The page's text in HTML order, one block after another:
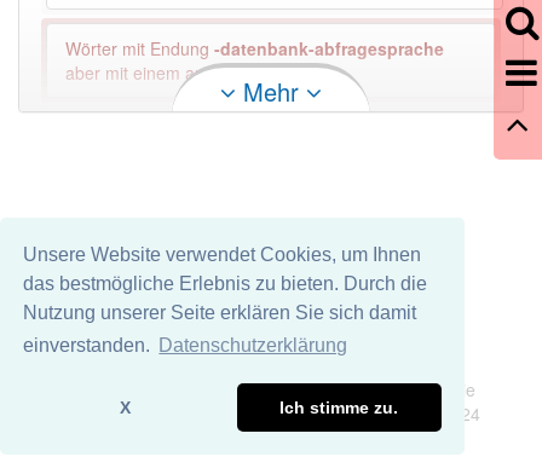
Unsere Website verwendet Cookies, um Ihnen
das bestmögliche Erlebnis zu bieten. Durch die
Nutzung unserer Seite erklären Sie sich damit
einverstanden.
Datenschutzerklärung
X Ich stimme zu.
Wörter mit Endung -datenbank-abfragesprache
aber mit einem anderen Artikel: -1
Mehr
Wir übernehmen keine Garantie und keine Haftung für die
Richtigkeit und Vollständigkeit dieser Seite. DDDEasy 2024